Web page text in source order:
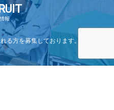
報
る方を募集しております。